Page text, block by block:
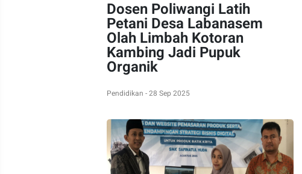
Dosen Poliwangi Latih
Petani Desa Labanasem
Olah Limbah Kotoran
Kambing Jadi Pupuk
Organik
Pendidikan - 28 Sep 2025